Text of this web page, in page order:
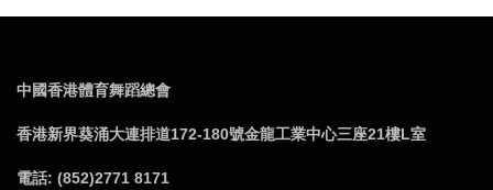
中國香港體育舞蹈總會
香港新界葵涌大連排道172-180號金龍工業中心三座21樓L室
電話: (852)2771 8171